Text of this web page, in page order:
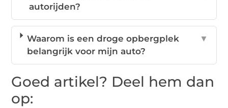
autorijden?
Waarom is een droge opbergplek
belangrijk voor mijn auto?
▼
Goed artikel? Deel hem dan
op: